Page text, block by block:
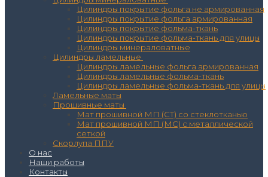
Цилиндры покрытие фольга не армированная
Цилиндры покрытие фольга армированная
Цилиндры покрытие фольма-ткань
Цилиндры покрытие фольма-ткань для улицы
Цилиндры минераловатные
Цилиндры ламельные
Цилиндры ламельные фольга армированная
Цилиндры ламельные фольма-ткань
Цилиндры ламельные фольма-ткань для улицы
Ламельные маты
Прошивные маты
Мат прошивной МП (СТ) со стеклотканью
Мат прошивной МП (МС) с металлической
сеткой
Скорлупа ППУ
О нас
Наши работы
Контакты